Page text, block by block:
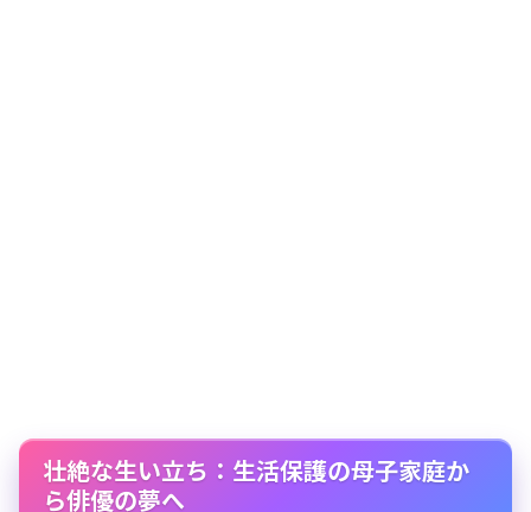
壮絶な生い立ち：生活保護の母子家庭か
ら俳優の夢へ